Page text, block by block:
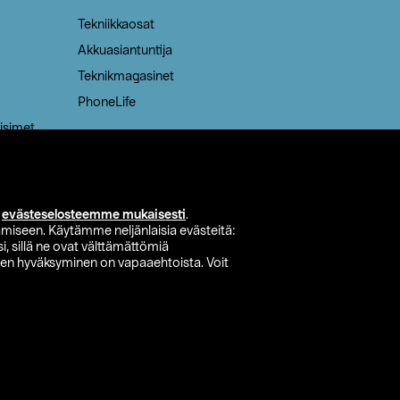
evästeselosteemme mukaisesti.
Käytämme neljänlaisia evästeitä:
sillä ne ovat välttämättömiä
hyväksyminen on vapaaehtoista. Voit
Tekniikkaosat
Akkuasiantuntija
Teknikmagasinet
PhoneLife